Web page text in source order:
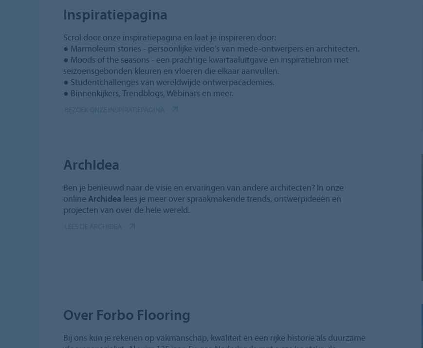
Inspiratiepagina
Scrol door onze inspiratiepagina en laat je inspireren door:
● Marmoleum stories - persoonlijke video's van mede-ontwerpers en architecten.
● Moods of the seasons - een prachtige kwartaaluitgave en inspiratiebron met
seizoensgebonden kleuren en vloeren die elkaar aanvullen.
● Studentchallenges van wereldwijde ontwerpacademies.
● Binnenkijkers, Trendblogs, Webinars en meer.
ArchIdea
Ben je benieuwd naar de visie en ervaringen van andere architecten? In onze
online Archidea lees je meer over spraakmakende trends, ontwerpideeën en
projecten van over de hele wereld.
Over Forbo Flooring
Bij ons kun je rekenen op vakmanschap, kwaliteit en een rijke historie als duurzame